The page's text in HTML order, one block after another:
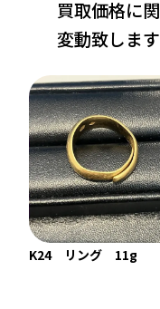
22金 (K22) ネックレス
買取価格に
変動致しま
K24 リング 11g